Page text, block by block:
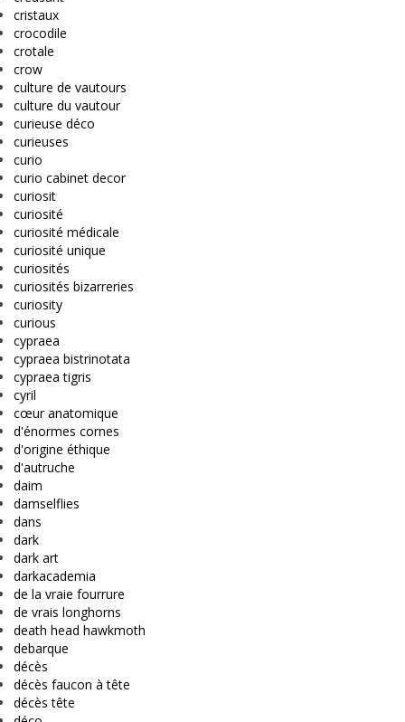
cristaux
crocodile
crotale
crow
culture de vautours
culture du vautour
curieuse déco
curieuses
curio
curio cabinet decor
curiosit
curiosité
curiosité médicale
curiosité unique
curiosités
curiosités bizarreries
curiosity
curious
cypraea
cypraea bistrinotata
cypraea tigris
cyril
cœur anatomique
d'énormes cornes
d'origine éthique
d'autruche
daim
damselflies
dans
dark
dark art
darkacademia
de la vraie fourrure
de vrais longhorns
death head hawkmoth
debarque
décès
décès faucon à tête
décès tête